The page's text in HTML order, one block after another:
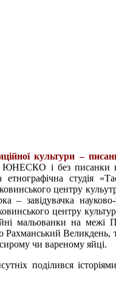
культури –
ЮНЕСКО і без писанки
студія
центру
– завідувачка
центру
мальованки на межі
Великдень,
чи вареному яйці.
поділився